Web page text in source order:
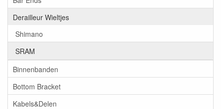
Derailleur Wieltjes
Shimano
SRAM
Binnenbanden
Bottom Bracket
Kabels&Delen